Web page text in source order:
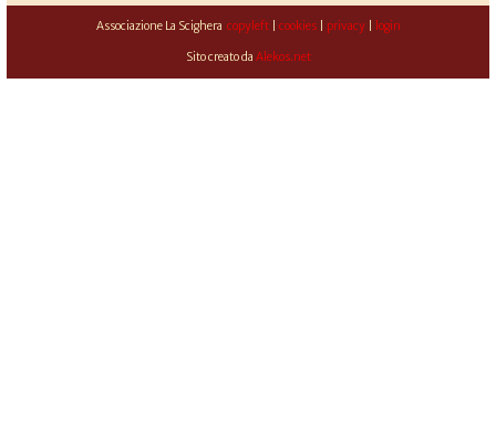
Associazione La Scighera copyleft| cookies| privacy| login
Sito creato da Alekos.net